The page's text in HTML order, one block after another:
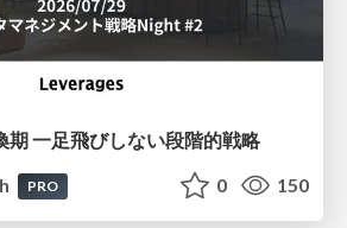
期 一足飛びしない段階的戦略
PRO 0 150